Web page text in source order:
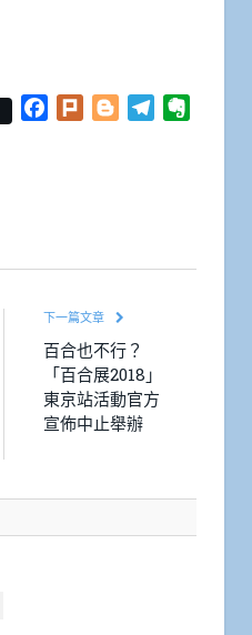
Facebook
Plurk BloggerTelegram
下一篇文章
百合也不行？
「百合展2018」
東京站活動官方
宣佈中止舉辦